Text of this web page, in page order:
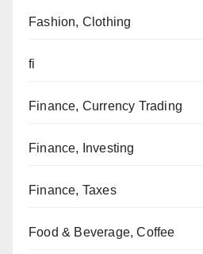
Fashion, Clothing
fi
Finance, Currency Trading
Finance, Investing
Finance, Taxes
Food & Beverage, Coffee